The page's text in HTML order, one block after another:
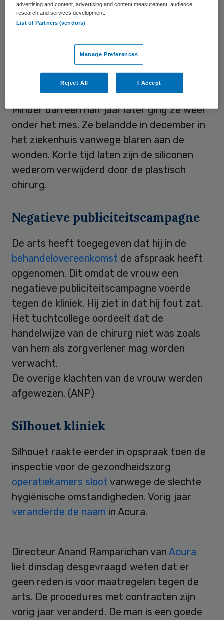
Twee borstvergrotingen
siliconenborsten implanteren door de
Belgische arts van de toenmalige kliniek
. Na lekkage en infectie werden de
protheses twee weken later verwijderd.
Minder dan een half jaar later ging ze weer
onder het mes. Ze belandde in december in
het ziekenhuis vanwege blaren aan de
wonden. Korte tijd laten zijn de siliconen
wederom verwijderd door de plastisch
chirurg.
Negatieve publiciteitscampagne
De arts heeft toegegeven dat hij in de
behandelovereenkomst de afspraak heeft
opgenomen. Dit omdat de vrouw een
negatieve publiciteitscampagne voerde
tegen de kliniek. Hij ziet in dat hij fout zat.
Het tuchtcollege oordeelt dat de
handelwijze van de chirurg niet was zoals
van hem als zorgverlener mag worden
verwacht.
De overige klachten van de vrouw werden
afgewezen. (ANP)
Silhouet kliniek
Silhouet raakte eerder in opspraak toen de
inspectie voor de gezondheidszorg
operatiekamers sloot vanwege de slechte
hygiënische omstandigheden. Vorig jaar
veranderde de naam in Acura.
Directeur Anand Ramparichan van Acura
liet dinsdag desgevraagd weten dat er
geen reden is voor maatregelen tegen de
arts. De procedures met contracten zijn
vorig jaar veranderd. De man is een goede
advertising and content, advertising and content measurement, audience
research and services development.
List of Partners (vendors)
Manage Preferences
Reject All I Accept